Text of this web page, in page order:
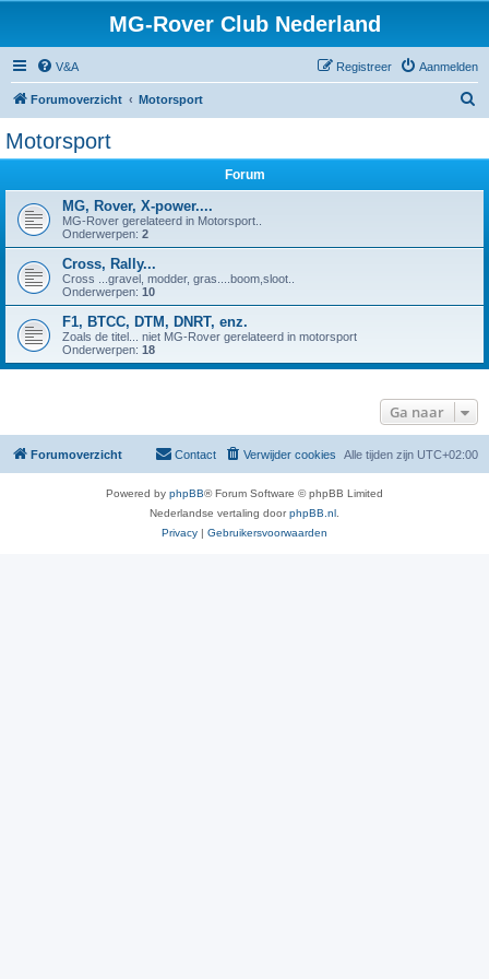
MG-Rover Club Nederland
V&A Aanmelden
Registreer
Forumoverzicht Motorsport
Motorsport
Forum
MG, Rover, X-power....
MG-Rover gerelateerd in Motorsport..
Onderwerpen: 2
Cross, Rally...
Cross ...gravel, modder, gras....boom,sloot..
Onderwerpen: 10
F1, BTCC, DTM, DNRT, enz.
Zoals de titel... niet MG-Rover gerelateerd in motorsport
Onderwerpen: 18
Ga naar
Forumoverzicht Alle tijden zijn UTC+02:00
Verwijder cookies
Contact
Powered by phpBB® Forum Software © phpBB Limited
Nederlandse vertaling doorphpBB.nl
Privacy | Gebruikersvoorwaarden